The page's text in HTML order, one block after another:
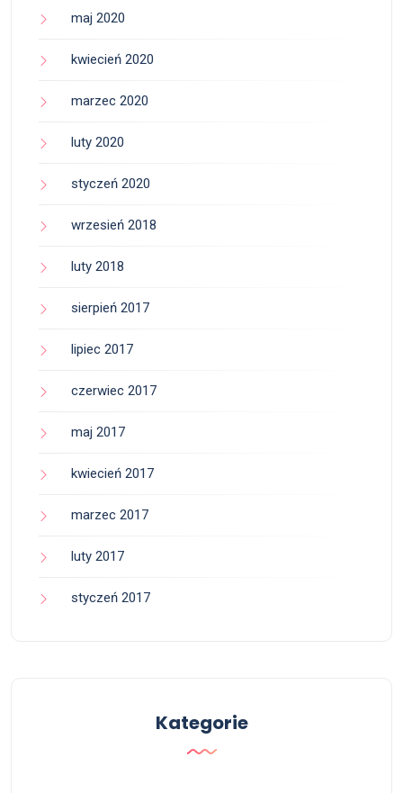
maj 2020
kwiecień 2020
marzec 2020
luty 2020
styczeń 2020
wrzesień 2018
luty 2018
sierpień 2017
lipiec 2017
czerwiec 2017
maj 2017
kwiecień 2017
marzec 2017
luty 2017
styczeń 2017
Kategorie